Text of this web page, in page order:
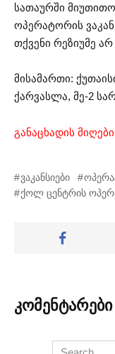
სათაურში
ოპერატორის
თქვენი რეზიუმე
მისამართი:
ქარვასლა, მე-2
განაცხადის
ვაკანსიები
ქოლ ცენტრის
კომენტარები
Search